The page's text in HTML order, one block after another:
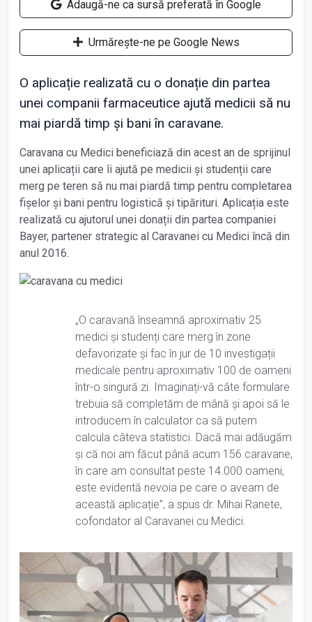
Adaugă-ne ca sursă preferată în Google
Urmărește-ne pe Google News
O aplicație realizată cu o donație din partea
unei companii farmaceutice ajută medicii să nu
mai piardă timp și bani în caravane.
Caravana cu Medici beneficiază din acest an de sprijinul
unei aplicații care îi ajută pe medicii și studenții care
merg pe teren să nu mai piardă timp pentru completarea
fișelor și bani pentru logistică și tipărituri. Aplicația este
realizată cu ajutorul unei donații din partea companiei
Bayer, partener strategic al Caravanei cu Medici încă din
anul 2016.
„O caravană înseamnă aproximativ 25
medici și studenți care merg în zone
defavorizate și fac în jur de 10 investigații
medicale pentru aproximativ 100 de oameni
într-o singură zi. Imaginați-vă câte formulare
trebuia să completăm de mână și apoi să le
introducem în calculator ca să putem
calcula câteva statistici. Dacă mai adăugăm
și că noi am făcut până acum 156 caravane,
în care am consultat peste 14.000 oameni,
este evidentă nevoia pe care o aveam de
această aplicație”, a spus dr. Mihai Ranete,
cofondator al Caravanei cu Medici.